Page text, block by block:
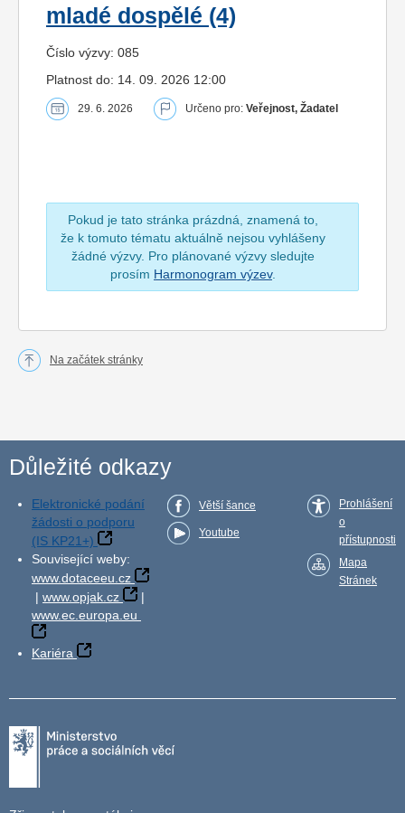
mladé dospělé (4)
Číslo výzvy: 085
Platnost do: 14. 09. 2026 12:00
29. 6. 2026 Určeno pro: Veřejnost, Žadatel
Pokud je tato stránka prázdná, znamená to,
že k tomuto tématu aktuálně nejsou vyhlášeny
žádné výzvy. Pro plánované výzvy sledujte
prosím Harmonogram výzev.
Na začátek stránky
Důležité odkazy
Elektronické podání
žádosti o podporu
(IS KP21+)
Související weby:
www.dotaceeu.cz
| www.opjak.cz
|
www.ec.europa.eu
Kariéra
Větší šance
Youtube
Prohlášení
o
přístupnosti
Mapa
Stránek